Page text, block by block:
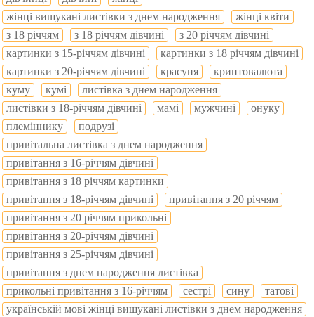
жінці вишукані листівки з днем народження
жінці квіти
з 18 річчям
з 18 річчям дівчині
з 20 річчям дівчині
картинки з 15-річчям дівчині
картинки з 18 річчям дівчині
картинки з 20-річчям дівчині
красуня
криптовалюта
куму
кумі
листівка з днем народження
листівки з 18-річчям дівчині
мамі мужчині
онуку
племіннику
подрузі
привітальна листівка з днем народження
привітання з 16-річчям дівчині
привітання з 18 річчям картинки
привітання з 18-річчям дівчині
привітання з 20 річчям
привітання з 20 річчям прикольні
привітання з 20-річчям дівчині
привітання з 25-річчям дівчині
привітання з днем народження листівка
прикольні привітання з 16-річчям
сестрі сину
татові
українській мові жінці вишукані листівки з днем народження